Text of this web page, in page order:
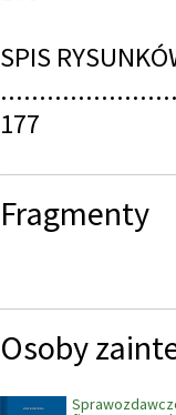
SPIS
177
Fragmenty
Osoby